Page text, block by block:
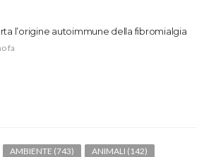
l’origine autoimmune della fibromialgia
fa
AMBIENTE (743) ANIMALI (142)